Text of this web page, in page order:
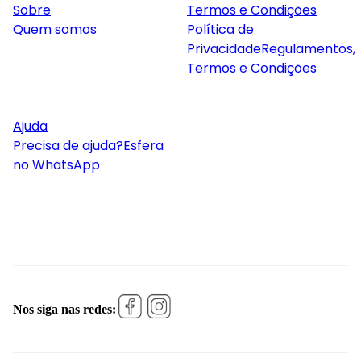
Sobre
Quem somos
Termos e Condições
Política de
PrivacidadeRegulamentos,
Termos e Condições
Ajuda
Precisa de ajuda?Esfera
no WhatsApp
Nos siga nas redes: